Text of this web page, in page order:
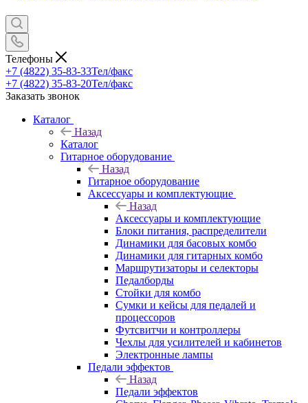
Телефоны
+7 (4822) 35-83-33Тел/факс
+7 (4822) 35-83-20Тел/факс
Заказать звонок
Каталог
Назад
Каталог
Гитарное оборудование
Назад
Гитарное оборудование
Аксессуары и комплектующие
Назад
Аксессуары и комплектующие
Блоки питания, распределители
Динамики для басовых комбо
Динамики для гитарных комбо
Маршрутизаторы и селекторы
Педалборды
Стойки для комбо
Сумки и кейсы для педалей и
процессоров
Футсвитчи и контроллеры
Чехлы для усилителей и кабинетов
Электронные лампы
Педали эффектов
Назад
Педали эффектов